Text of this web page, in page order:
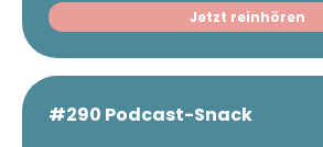
Jetzt reinhören
#290 Podcast-Snack